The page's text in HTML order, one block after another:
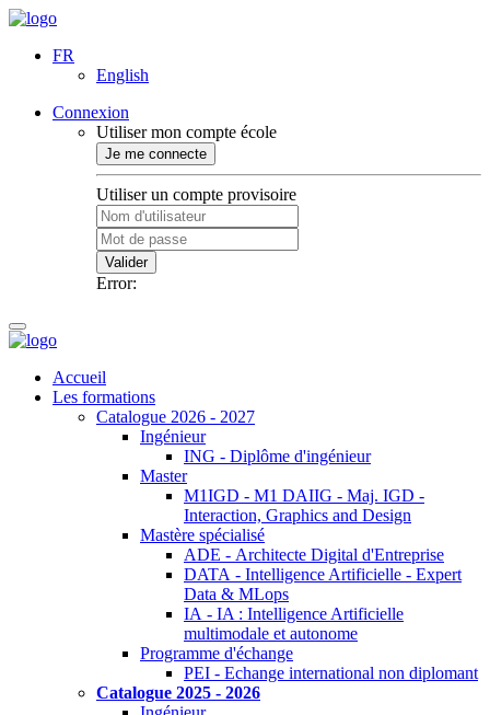
FR
English
Connexion
Utiliser mon compte école
Je me connecte
Utiliser un compte provisoire
Valider
Error:
Accueil
Les formations
Catalogue 2026 - 2027
Ingénieur
ING - Diplôme d'ingénieur
Master
M1IGD - M1 DAIIG - Maj. IGD -
Interaction, Graphics and Design
Mastère spécialisé
ADE - Architecte Digital d'Entreprise
DATA - Intelligence Artificielle - Expert
Data & MLops
IA - IA : Intelligence Artificielle
multimodale et autonome
Programme d'échange
PEI - Echange international non diplomant
Catalogue 2025 - 2026